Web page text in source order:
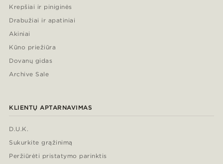
Krepšiai ir piniginės
Drabužiai ir apatiniai
Akiniai
Kūno priežiūra
Dovanų gidas
Archive Sale
KLIENTŲ APTARNAVIMAS
D.U.K.
Sukurkite grąžinimą
Peržiūrėti pristatymo parinktis